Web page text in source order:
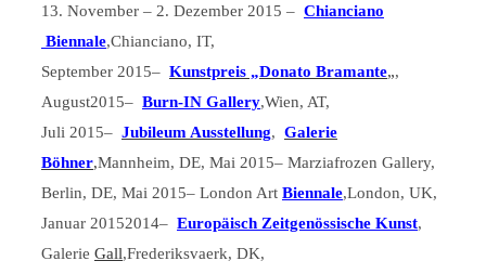
13. November – 2. Dezember 2015 – Chianciano
Biennale,Chianciano, IT,
September 2015– Kunstpreis „Donato Bramante„,
August2015– Burn-IN Gallery,Wien, AT,
Juli 2015– Jubileum Ausstellung, Galerie
Böhner,Mannheim, DE, Mai 2015– Marziafrozen Gallery,
Berlin, DE, Mai 2015– London Art Biennale,London, UK,
Januar 20152014– Europäisch Zeitgenössische Kunst,
Galerie Gall,Frederiksvaerk, DK,